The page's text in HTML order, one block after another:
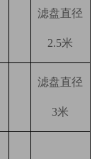
滤盘直径
2.5米
滤盘直径
3米